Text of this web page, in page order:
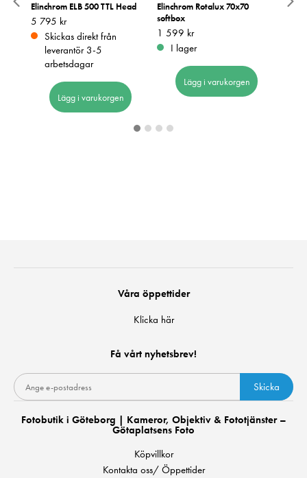
Elinchrom ELB 500 TTL Head
Pris:5 795 kr
5 795 kr
Skickas direkt från
leverantör 3-5
arbetsdagar
Lägg i varukorgen
Elinchrom Rotalux 70x70
softbox
Pris:1 599 kr
1 599 kr
I lager
Lägg i varukorgen
Våra öppettider
Klicka här
Få vårt nyhetsbrev!
Skicka
Fotobutik i Göteborg | Kameror, Objektiv & Fototjänster –
Götaplatsens Foto
Köpvillkor
Kontakta oss/ Öppettider